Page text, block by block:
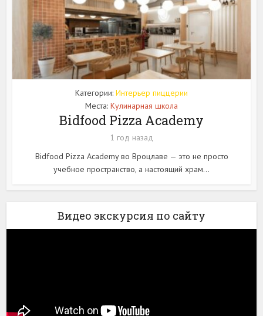
Категории: Интерьер пиццерии
Места: Кулинарная школа
Bidfood Pizza Academy
1 год назад
Bidfood Pizza Academy во Вроцлаве — это не просто
учебное пространство, а настоящий храм...
Видео экскурсия по сайту